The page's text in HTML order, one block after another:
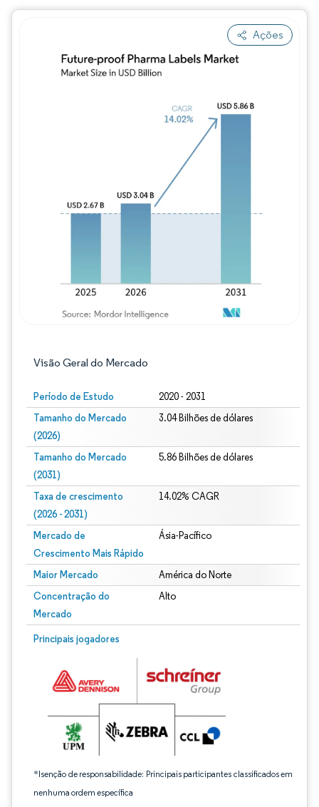
Ações
Visão Geral do Mercado
Período de Estudo 2020 - 2031
Tamanho do Mercado
(2026)
3.04 Bilhões de dólares
Tamanho do Mercado
(2031)
5.86 Bilhões de dólares
Taxa de crescimento
(2026 - 2031)
14.02% CAGR
Mercado de
Crescimento Mais Rápido
Ásia-Pacífico
Maior Mercado América do Norte
Concentração do
Mercado
Alto
Principais jogadores
*Isenção de responsabilidade: Principais participantes classificados em
nenhuma ordem específica
Imagem © Mordor Intelligence. O reuso requer atribuição conforme CC BY 4.0.
Imagem © Mordor Intelligence. O reuso